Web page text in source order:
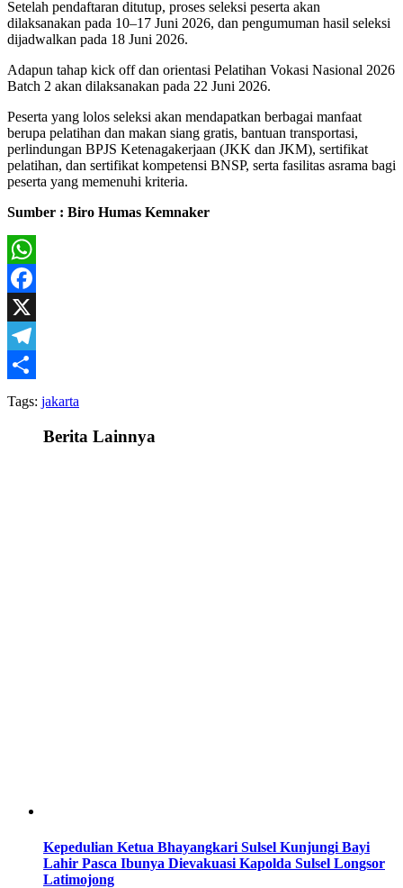
Setelah pendaftaran ditutup, proses seleksi peserta akan
dilaksanakan pada 10–17 Juni 2026, dan pengumuman hasil seleksi
dijadwalkan pada 18 Juni 2026.
Adapun tahap kick off dan orientasi Pelatihan Vokasi Nasional 2026
Batch 2 akan dilaksanakan pada 22 Juni 2026.
Peserta yang lolos seleksi akan mendapatkan berbagai manfaat
berupa pelatihan dan makan siang gratis, bantuan transportasi,
perlindungan BPJS Ketenagakerjaan (JKK dan JKM), sertifikat
pelatihan, dan sertifikat kompetensi BNSP, serta fasilitas asrama bagi
peserta yang memenuhi kriteria.
Sumber : Biro Humas Kemnaker
WhatsApp
Facebook
X
Telegram
Share
Tags: jakarta
Berita Lainnya
Kepedulian Ketua Bhayangkari Sulsel Kunjungi Bayi
Lahir Pasca Ibunya Dievakuasi Kapolda Sulsel Longsor
Latimojong